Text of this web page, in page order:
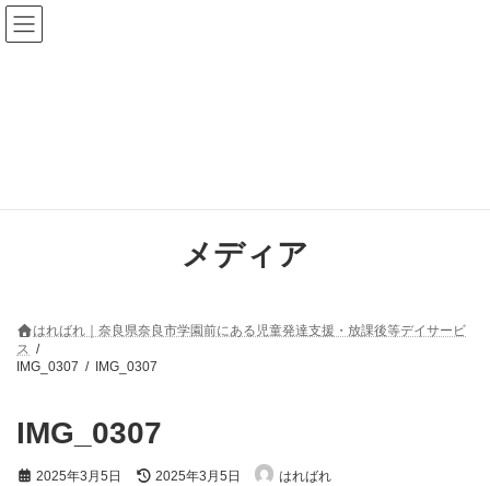
コ
ン
テ
ナ
ビ
ゲ
メディア
はればれ｜奈良県奈良市学園前にある児童発達支援・放課後等デイサービ
ス
IMG_0307
IMG_0307
IMG_0307
2025年3月5日
最
2025年3月5日 はればれ